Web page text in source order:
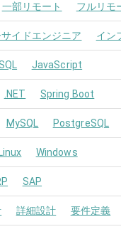
一部リモート フルリモ
イドエンジニア イン
JavaScript
.NET Spring Boot
MySQL PostgreSQL
Linux Windows
SAP
詳細設計 要件定義